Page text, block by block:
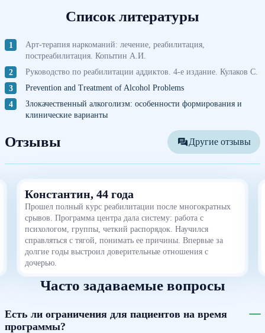
Список литературы
Арт-терапия наркоманий: лечение, реабилитация,
постреабилитация. Копытин А.И.
Руководство по реабилитации аддиктов. 4-е издание. Кулаков С.
Prevention and Treatment of Alcohol Problems
Злокачественный алкоголизм: особенности формирования и
клинические варианты
Отзывы Другие отзывы
Константин, 44 года
Прошел полный курс реабилитации после многократных
срывов. Программа центра дала систему: работа с
психологом, группы, четкий распорядок. Научился
справляться с тягой, понимать ее причины. Впервые за
долгие годы выстроил доверительные отношения с
дочерью.
Часто задаваемые вопросы
Есть ли ограничения для пациентов на время
программы?